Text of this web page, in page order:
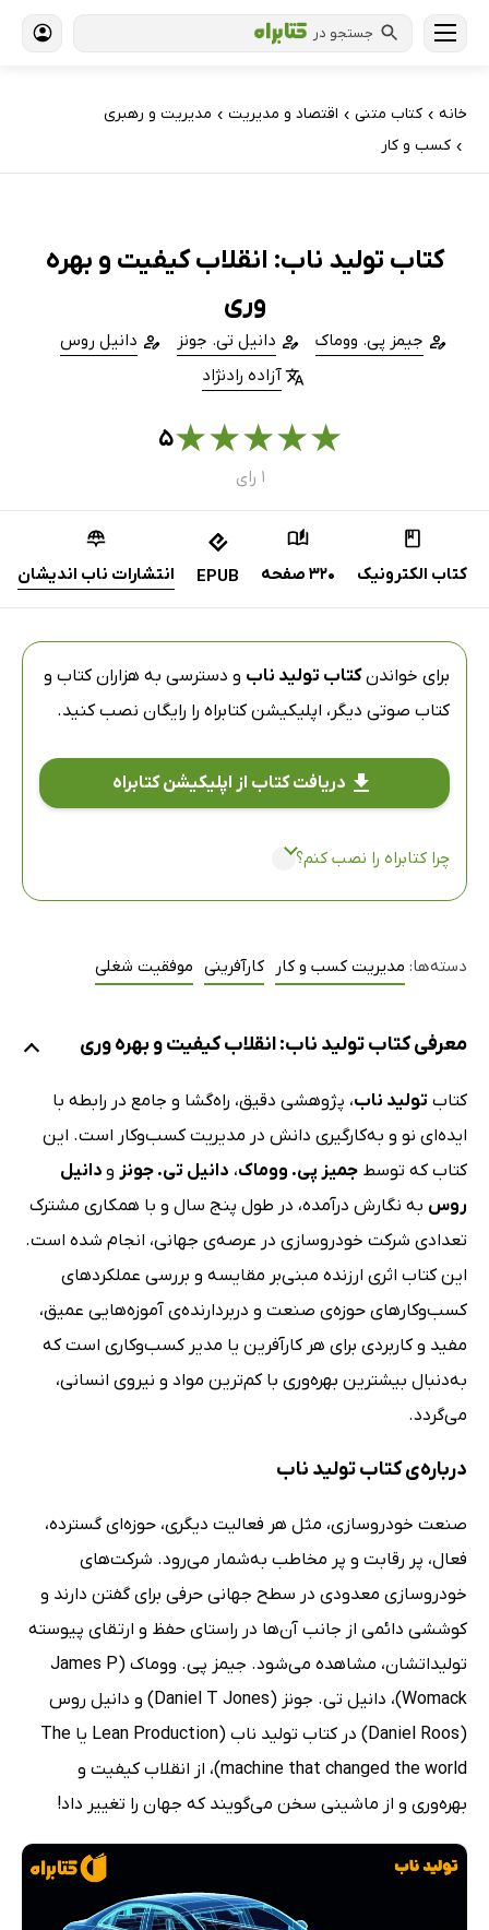
جستجو در
خانه › کتاب‌ متنی › اقتصاد و مدیریت › مدیریت و رهبری
› کسب و کار
کتاب تولید ناب: انقلاب کیفیت و بهره
وری
جیمز پی. ووماک دانیل تی. جونز
دانیل روس
آزاده رادنژاد
★
★
★
★
★۵
۱ رای
کتاب الکترونیک 320 صفحه EPUB انتشارات ناب اندیشان
برای خواندنکتاب تولید ناب و دسترسی به هزاران کتاب و
کتاب صوتی دیگر، اپلیکیشن کتابراه را رایگان نصب کنید.
دریافت کتاب از اپلیکیشن کتابراه
چرا کتابراه را نصب کنم؟
دسته‌ها: مدیریت کسب و کار کارآفرینی موفقیت شغلی
معرفی کتاب تولید ناب: انقلاب کیفیت و بهره وری
کتاب تولید ناب، پژوهشی دقیق، راه‌گشا و جامع در رابطه با
ایده‌ای نو و به‌کارگیری دانش در مدیریت کسب‌وکار است. این
کتاب که توسط جمیز پی. ووماک، دانیل تی. جونز و دانیل
روس به نگارش درآمده، در طول پنج سال و با همکاری مشترک
تعدادی شرکت خودروسازی در عرصه‌ی جهانی، انجام شده است.
این کتاب اثری ارزنده مبنی‌بر مقایسه و بررسی عملکردهای
کسب‌وکارهای حوزه‌ی صنعت و دربردارنده‌ی آموزه‌هایی عمیق،
مفید و کاربردی برای هر کارآفرین یا مدیر کسب‌وکاری است که
به‌دنبال بیشترین بهره‌وری با کم‌ترین مواد و نیروی انسانی،
می‌گردد.
درباره‌ی کتاب تولید ناب
صنعت خودروسازی، مثل هر فعالیت دیگری، حوزه‌ای گسترده،
فعال، پر رقابت و پر مخاطب به‌شمار می‌رود. شرکت‌های
خودروسازی معدودی در سطح جهانی حرفی برای گفتن دارند و
کوششی دائمی از جانب آن‌ها در راستای حفظ و ارتقای پیوسته
تولیداتشان، مشاهده می‌شود. جیمز پی. ووماک (James P
Womack)، دانیل تی. جونز (Daniel T Jones) و دانیل روس
(Daniel Roos) در کتاب تولید ناب (Lean Production یا The
machine that changed the world)، از انقلاب کیفیت و
بهره‌وری و از ماشینی سخن می‌گویند که جهان را تغییر داد!